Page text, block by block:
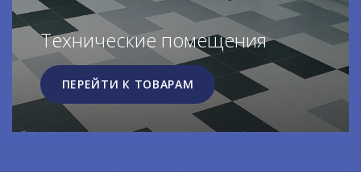
Технические помещения
ПЕРЕЙТИ К ТОВАРАМ